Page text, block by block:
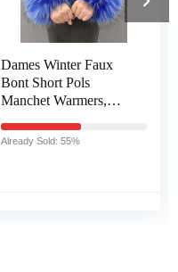
Dames Winter Faux
Bont Short Pols
Manchet Warmers,
Bont Polsbandjes
Already Sold: 55%